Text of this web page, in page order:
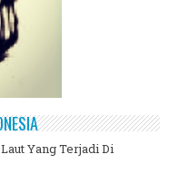
Yang Terjadi Di